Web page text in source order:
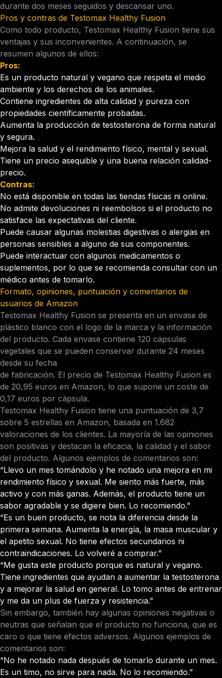
durante dos meses seguidos y descansar uno.
Pros y contras de Testomax Healthy Fusion
Como todo producto, Testomax Healthy Fusion tiene sus
ventajas y sus inconvenientes. A continuación, se
resumen algunos de ellos:
Pros:
Es un producto natural y vegano que respeta el medio
ambiente y los derechos de los animales.
Contiene ingredientes de alta calidad y pureza con
propiedades científicamente probadas.
Aumenta la producción de testosterona de forma natural
y segura.
Mejora la salud y el rendimiento físico, mental y sexual.
Tiene un precio asequible y una buena relación calidad-
precio.
Contras:
No está disponible en todas las tiendas físicas ni online.
No admite devoluciones ni reembolsos si el producto no
satisface las expectativas del cliente.
Puede causar algunas molestias digestivas o alergias en
personas sensibles a alguno de sus componentes.
Puede interactuar con algunos medicamentos o
suplementos, por lo que se recomienda consultar con un
médico antes de tomarlo.
Formato, opiniones, puntuación y comentarios de
usuarios de Amazon
Testomax Healthy Fusion se presenta en un envase de
plástico blanco con el logo de la marca y la información
del producto. Cada envase contiene 120 cápsulas
vegetales que se pueden conservar durante 24 meses
desde su fecha
de fabricación. El precio de Testomax Healthy Fusion es
de 20,95 euros en Amazon, lo que supone un coste de
0,17 euros por cápsula.
Testomax Healthy Fusion tiene una puntuación de 3,7
sobre 5 estrellas en Amazon, basada en 1.682
valoraciones de los clientes. La mayoría de las opiniones
son positivas y destacan la eficacia, la calidad y el sabor
del producto. Algunos ejemplos de comentarios son:
“Llevo un mes tomándolo y he notado una mejora en mi
rendimiento físico y sexual. Me siento más fuerte, más
activo y con más ganas. Además, el producto tiene un
sabor agradable y se digiere bien. Lo recomiendo.”
“Es un buen producto, se nota la diferencia desde la
primera semana. Aumenta la energía, la masa muscular y
el apetito sexual. No tiene efectos secundarios ni
contraindicaciones. Lo volveré a comprar.”
“Me gusta este producto porque es natural y vegano.
Tiene ingredientes que ayudan a aumentar la testosterona
y a mejorar la salud en general. Lo tomo antes de entrenar
y me da un plus de fuerza y resistencia.”
Sin embargo, también hay algunas opiniones negativas o
neutras que señalan que el producto no funciona, que es
caro o que tiene efectos adversos. Algunos ejemplos de
comentarios son:
“No he notado nada después de tomarlo durante un mes.
Es un timo, no sirve para nada. No lo recomiendo.”